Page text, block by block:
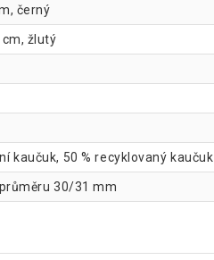
černý
žlutý
kaučuk, 50 % recyklovaný kaučuk
30/31 mm